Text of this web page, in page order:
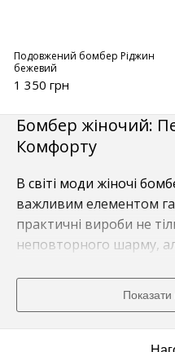
Подовжений бомбер Ріджин
бежевий
1 350 грн
Бомбер жіночий:
Комфорту
В світі моди жіночі
важливим елементом
практичні вироби не
неповторного шарму,
woman і відкрийте для
бомберів жіночих, які
трендовий дизайн та